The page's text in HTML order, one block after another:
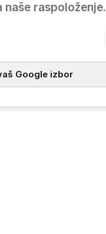
naše raspoloženje.
Google izbor